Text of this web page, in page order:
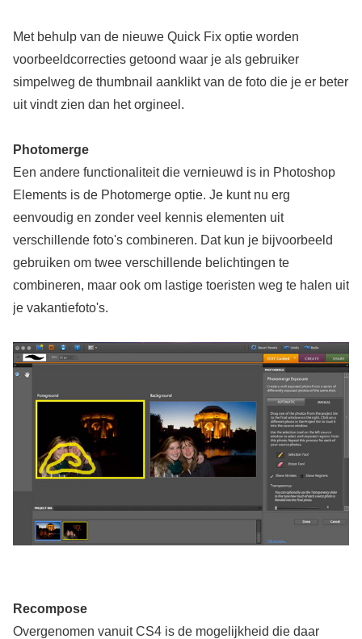
Met behulp van de nieuwe Quick Fix optie worden
voorbeeldcorrecties getoond waar je als gebruiker
simpelweg de thumbnail aanklikt van de foto die je er beter
uit vindt zien dan het orgineel.
Photomerge
Een andere functionaliteit die vernieuwd is in Photoshop
Elements is de Photomerge optie. Je kunt nu erg
eenvoudig en zonder veel kennis elementen uit
verschillende foto's combineren. Dat kun je bijvoorbeeld
gebruiken om twee verschillende belichtingen te
combineren, maar ook om lastige toeristen weg te halen uit
je vakantiefoto's.
Recompose
Overgenomen vanuit CS4 is de mogelijkheid die daar